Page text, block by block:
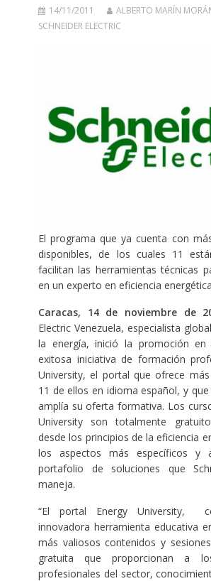
14/11/2011
ALBERTO MARÍN
SCHNEIDER ELECTRIC
El programa que ya cuenta con
disponibles, de los cuales 11
facilitan las herramientas técnicas
en un experto en eficiencia energética
Caracas, 14 de noviembre de
Electric Venezuela, especialista
la energía, inició la promoción
exitosa iniciativa de formación
University, el portal que ofrece
11 de ellos en idioma español, y
amplía su oferta formativa. Los
University son totalmente
desde los principios de la eficiencia
los aspectos más específicos y
portafolio de soluciones que
maneja.
“El portal Energy University,
innovadora herramienta educativa
más valiosos contenidos y
gratuita que proporcionan a
profesionales del sector,